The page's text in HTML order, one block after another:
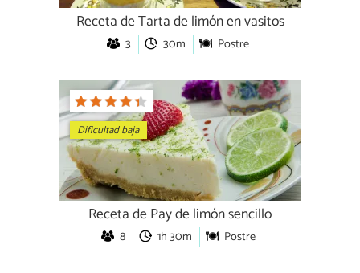
Receta de Tarta de limón en vasitos
3 30m Postre
Dificultad baja
Receta de Pay de limón sencillo
8 1h 30m Postre